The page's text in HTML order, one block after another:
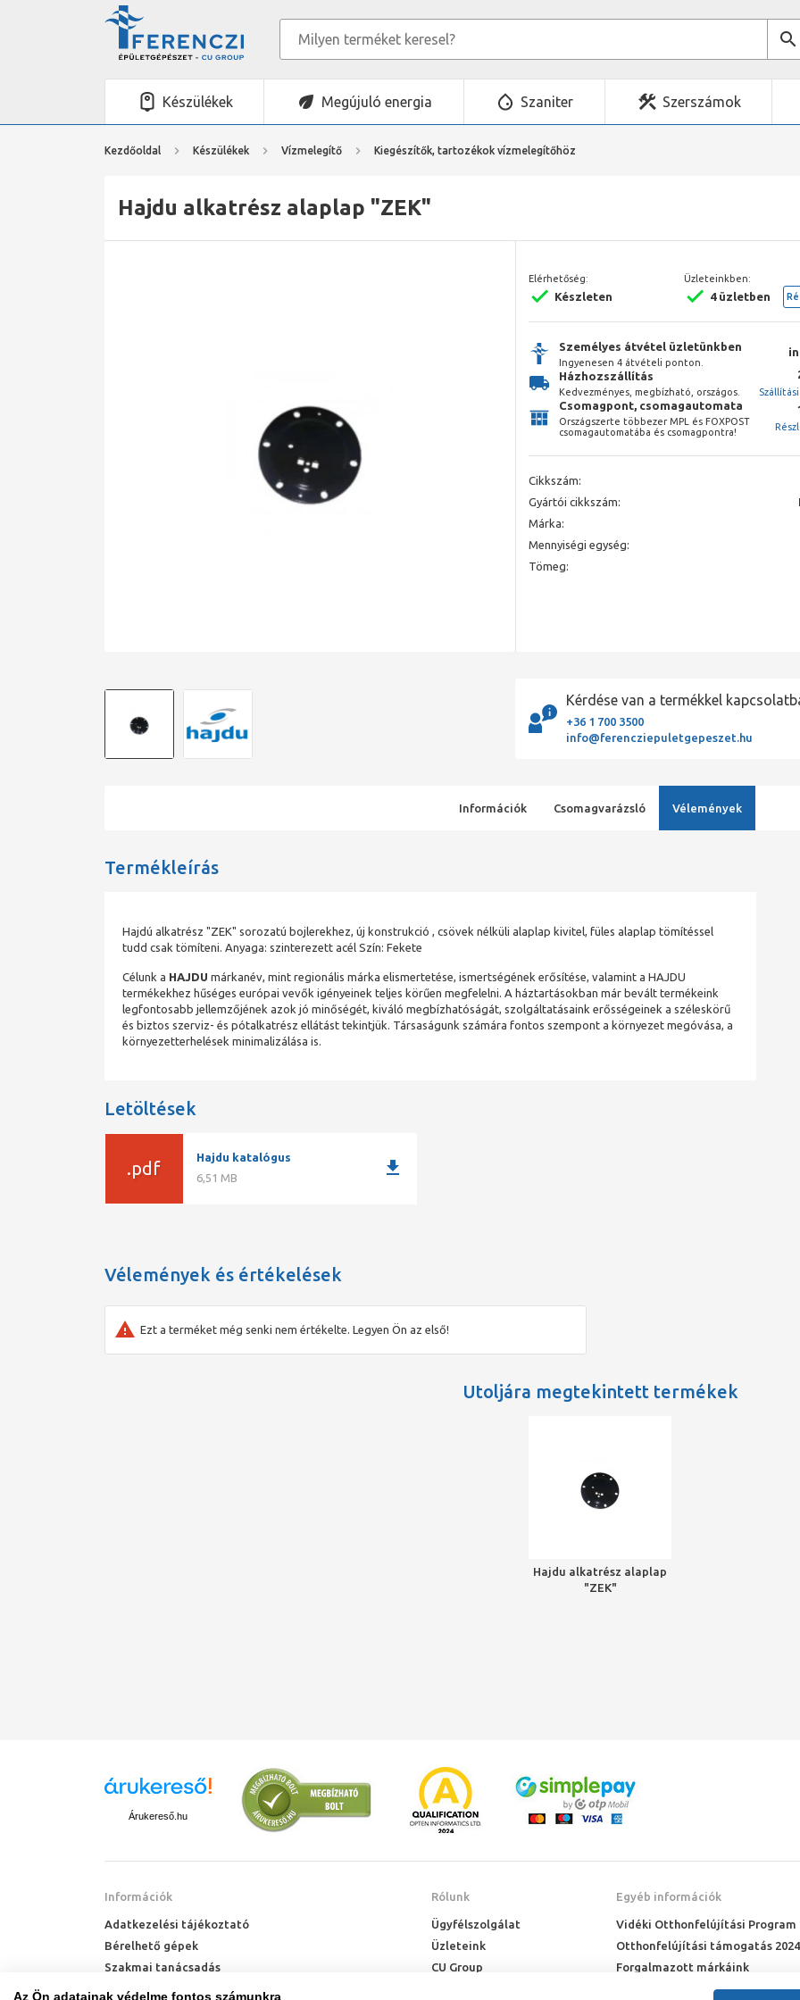
Készülékek Megújuló energia Szaniter Szerszámok
Kezdőoldal Készülékek Vízmelegítő Kiegészítők, tartozékok vízmelegítőhöz
Hajdu alkatrész alaplap "ZEK"
Elérhetőség:
Készleten
Üzleteinkben:
4 üzletben
Személyes átvétel üzletünkben
Ingyenesen 4 átvételi ponton.
Házhozszállítás
Kedvezményes, megbízható, országos.
Csomagpont, csomagautomata
Országszerte többezer MPL és FOXPOST
csomagautomatába és csomagpontra!
Cikkszám:
Gyártói cikkszám:
Márka:
Mennyiségi egység:
Tömeg:
Kérdése van a termékkel
+36 1 700 3500
info@ferencziepuletgepeszet.hu
Információk Csomagvarázsló Vélemények
Termékleírás
Hajdú alkatrész "ZEK" sorozatú bojlerekhez, új konstrukció , csövek nélküli alaplap kivitel, füles alaplap tömítéssel
tudd csak tömíteni. Anyaga: szinterezett acél Szín: Fekete
Célunk a HAJDU márkanév, mint regionális márka elismertetése, ismertségének erősítése, valamint a HAJDU
termékekhez hűséges európai vevők igényeinek teljes körűen megfelelni. A háztartásokban már bevált termékeink
legfontosabb jellemzőjének azok jó minőségét, kiváló megbízhatóságát, szolgáltatásaink erősségeinek a széleskörű
és biztos szerviz- és pótalkatrész ellátást tekintjük. Társaságunk számára fontos szempont a környezet megóvása, a
környezetterhelések minimalizálása is.
Letöltések
.pdf
Hajdu katalógus
6,51 MB
download
Vélemények és értékelések
Ezt a terméket még senki nem értékelte. Legyen Ön az első!
Utoljára megtekintett termékek
Hajdu alkatrész alaplap
"ZEK"
Árukereső.hu
Információk
Adatkezelési tájékoztató
Bérelhető gépek
Szakmai tanácsadás
Technik Cool Pro hőszivattyú tájékoztató
Rólunk
Ügyfélszolgálat
Üzleteink
CU Group
Egyéb információk
Vidéki Otthonfelújítási Program
Otthonfelújítási támogatás 2024
Forgalmazott márkáink
Az Ön adatainak védelme fontos számunkra